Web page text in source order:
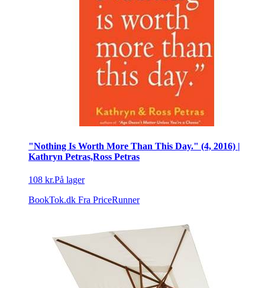
"Nothing Is Worth More Than This Day." (4, 2016) |
Kathryn Petras,Ross Petras
108 kr.På lager
BookTok.dk Fra PriceRunner